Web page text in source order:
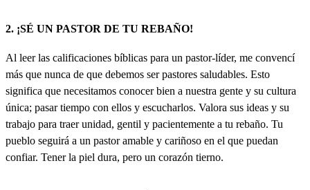
2. ¡SÉ UN PASTOR DE TU REBAÑO!
Al leer las calificaciones bíblicas para un pastor-líder, me convencí
más que nunca de que debemos ser pastores saludables. Esto
significa que necesitamos conocer bien a nuestra gente y su cultura
única; pasar tiempo con ellos y escucharlos. Valora sus ideas y su
trabajo para traer unidad, gentil y pacientemente a tu rebaño. Tu
pueblo seguirá a un pastor amable y cariñoso en el que puedan
confiar. Tener la piel dura, pero un corazón tierno.